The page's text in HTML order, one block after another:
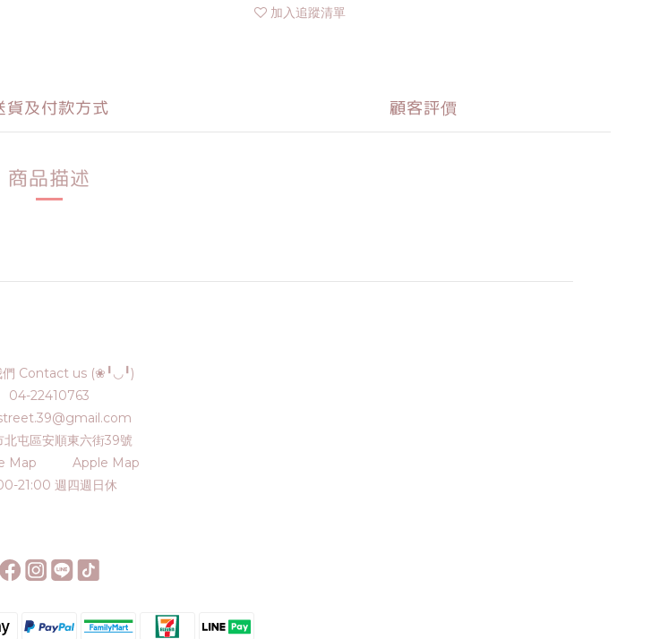
加入追蹤清單
貨及付款方式 顧客評價
商品描述
們 Contact us (❀╹◡╹)
04-22410763
北屯區安順東六街39號
Map
Apple Map
21:00 週四週日休